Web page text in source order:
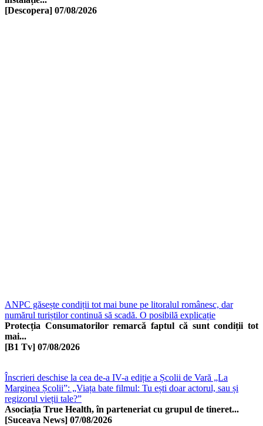
[Descopera] 07/08/2026
ANPC găsește condiții tot mai bune pe litoralul românesc, dar
numărul turiștilor continuă să scadă. O posibilă explicație
Protecția Consumatorilor remarcă faptul că sunt condiții tot
mai...
[B1 Tv] 07/08/2026
Înscrieri deschise la cea de-a IV-a ediție a Școlii de Vară „La
Marginea Școlii”: „Viața bate filmul: Tu ești doar actorul, sau și
regizorul vieții tale?”
Asociația True Health, în parteneriat cu grupul de tineret...
[Suceava News] 07/08/2026